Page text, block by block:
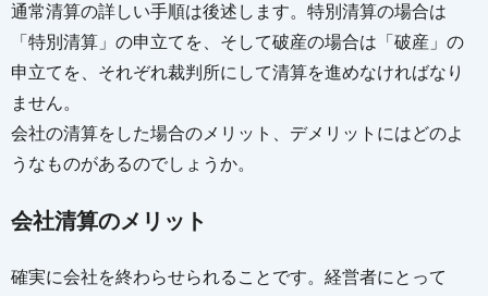
通常清算の詳しい手順は後述します。特別清算の場合は
「特別清算」の申立てを、そして破産の場合は「破産」の
申立てを、それぞれ裁判所にして清算を進めなければなり
ません。
会社の清算をした場合のメリット、デメリットにはどのよ
うなものがあるのでしょうか。
会社清算のメリット
確実に会社を終わらせられることです。経営者にとって